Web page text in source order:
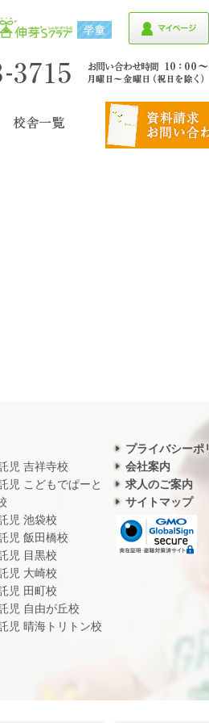
児 吉祥寺校
児 こどもでぱーと
児 池袋校
児 飯田橋校
児 目黒校
児 大崎校
児 田町校
児 自由が丘校
児 晴海トリトン校
プライバシーポ
会社案内
求人のご案内
サイトマップ